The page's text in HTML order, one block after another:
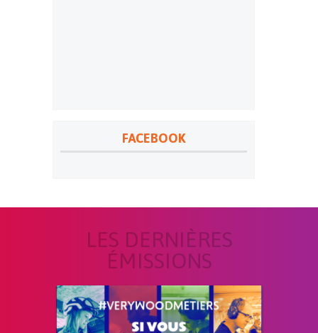
FACEBOOK
LES DERNIÈRES
ÉMISSIONS